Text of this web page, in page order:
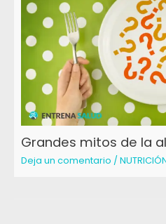
Grandes mitos de la
Deja un comentario /